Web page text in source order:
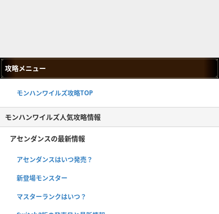
攻略メニュー
モンハンワイルズ攻略TOP
モンハンワイルズ人気攻略情報
アセンダンスの最新情報
アセンダンスはいつ発売？
新登場モンスター
マスターランクはいつ？